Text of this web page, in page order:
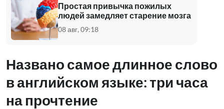
Простая привычка пожилых
людей замедляет старение мозга
08 авг, 09:18
Названо самое длинное слово
в английском языке: три часа
на прочтение